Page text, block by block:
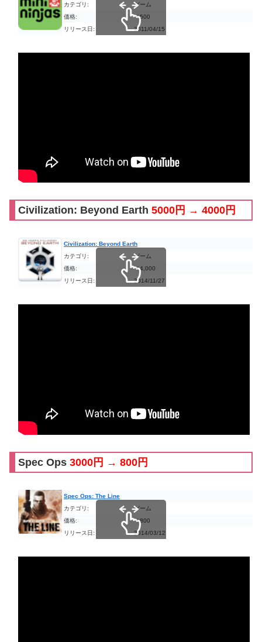
カテゴリ:
ゲーム
価格:
￥500
リリース日:
2011/04/15
Civilization: Beyond Earth 5000円 → 4000円
Civilization: Beyond Earth
カテゴリ:
ゲーム
価格:
￥4,000
リリース日:
2014/11/27
Spec Ops 3000円 → 800円
Spec Ops: The Line
カテゴリ:
ゲーム
価格:
￥800
リリース日:
2014/03/12